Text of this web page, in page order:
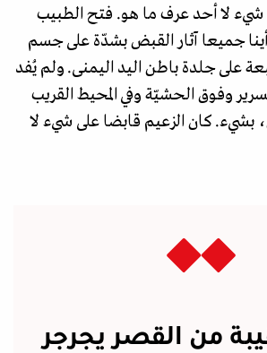
لا أحد عرف ما هو. فتح الطبيب
جميعا آثار القبض بشدّة على جسم
على جلدة باطن اليد اليمنى. ولم يُفد
وفوق الحشيّة وفي المحيط القريب
كان الزعيم قابضا على شيء لا
من القصر يجرجر